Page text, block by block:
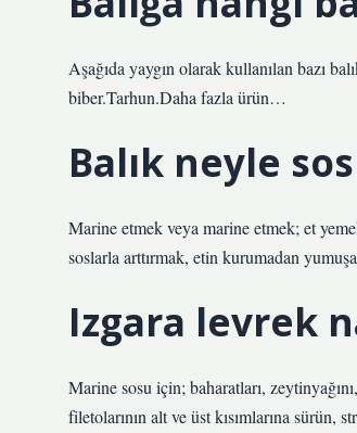
Aşağıda yaygın olarak kullanılan bazı
biber.Tarhun.Daha fazla ürün…
Balık neyle
Marine etmek veya marine etmek; et
soslarla arttırmak, etin kurumadan
Izgara levrek
Marine sosu için; baharatları,
filetolarının alt ve üst kısımlarına